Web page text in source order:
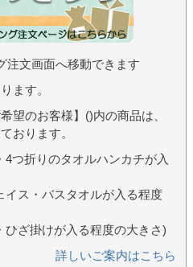
注文画面へ移動できます
ます。
望のお客様】()内の商品は、
おります。
つ折りのタオルハンカチが入
イス・バスタオルが入る程度
ざ掛けが入る程度の大きさ)
詳しいご案内はこちら